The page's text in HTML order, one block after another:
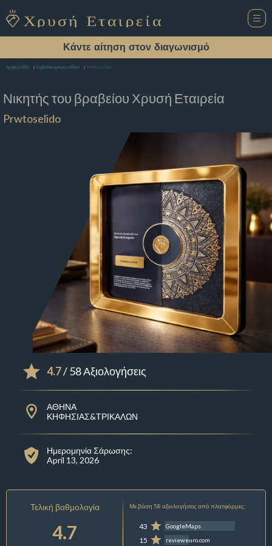
Κάντε αίτηση στον διαγωνισμό
Αρχική Σελίδα Συμβολαιογράφος Αθήνα Prwtoselido
Νικητής του βραβείου Χρυσή Εταιρεία
Prwtoselido
4.7/ 58 Αξιολογήσεις
ΑΘΗΝΑ
ΚΗΦΗΣΙΑΣ&ΤΡΙΚΑΛΩΝ
Ημερομηνία Σάρωσης:
April 13, 2026
Τελική βαθμολογία
4.7
Με βάση 58 αξιολογήσεις από πλατφόρμες:
43 GoogleMaps
15 revieweuro.com